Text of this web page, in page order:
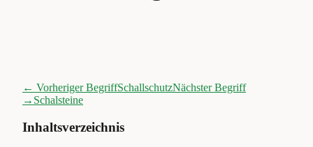
← Vorheriger BegriffSchallschutzNächster Begriff
→ Schalsteine
Inhaltsverzeichnis